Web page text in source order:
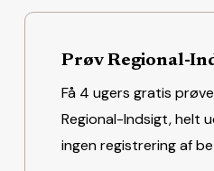
Prøv Regional-
Få 4 ugers gratis
Regional-Indsigt, helt
ingen registrering af